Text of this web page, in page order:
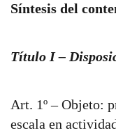
Síntesis del
Título I –
Art. 1º – Objeto:
escala en